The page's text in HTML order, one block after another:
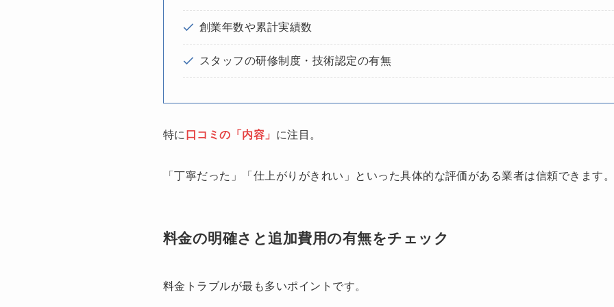
創業年数や累計実績数
スタッフの研修制度・技術認定の有無
特に 口コミの「内容」 に注目。
「丁寧だった」「仕上がりがきれい」といった具体的な評価がある業者は信頼できます
料金の明確さと追加費用の有無をチェック
料金トラブルが最も多いポイントです。